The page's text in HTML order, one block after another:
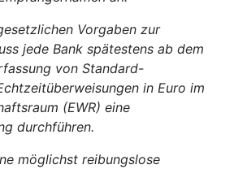
Vorgaben zur
jede Bank spätestens ab dem
von Standard-
in Euro im
(EWR) eine
durchführen.
möglichst reibungslose